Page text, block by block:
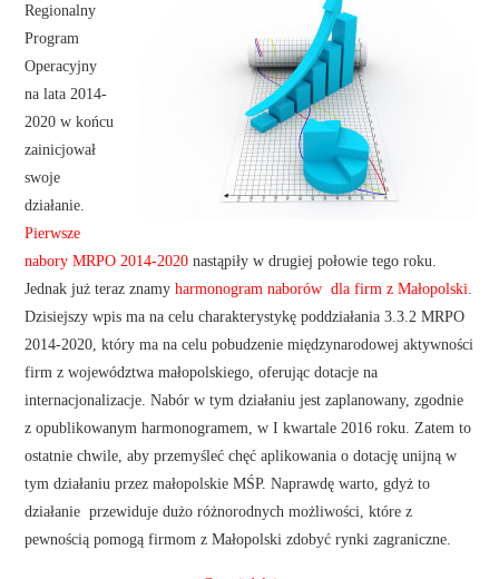
Regionalny
Program
Operacyjny
na lata 2014-
2020 w końcu
zainicjował
swoje
działanie.
Pierwsze
nabory MRPO 2014-2020 nastąpiły w drugiej połowie tego roku.
Jednak już teraz znamyharmonogram naborów dla firm z Małopolski
Dzisiejszy wpis ma na celu charakterystykę poddziałania 3.3.2 MRPO
2014-2020, który ma na celu pobudzenie międzynarodowej aktywności
firm z województwa małopolskiego, oferując dotacje na
internacjonalizacje. Nabór w tym działaniu jest zaplanowany, zgodnie
z opublikowanym harmonogramem, w I kwartale 2016 roku. Zatem to
ostatnie chwile, aby przemyśleć chęć aplikowania o dotację unijną w
tym działaniu przez małopolskie MŚP. Naprawdę warto, gdyż to
działanie przewiduje dużo różnorodnych możliwości, które z
pewnością pomogą firmom z Małopolski zdobyć rynki zagraniczne.